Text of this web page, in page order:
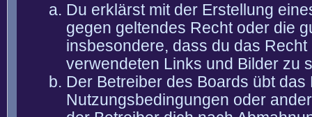
Du erklärst mit der Erstellung
gegen geltendes Recht oder die
insbesondere, dass du das
verwendeten Links und Bilder zu
Der Betreiber des Boards übt
Nutzungsbedingungen oder